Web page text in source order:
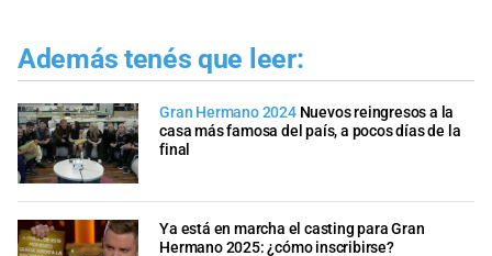
Además tenés que leer:
Gran Hermano 2024 Nuevos reingresos a la
casa más famosa del país, a pocos días de la
final
Ya está en marcha el casting para Gran
Hermano 2025: ¿cómo inscribirse?